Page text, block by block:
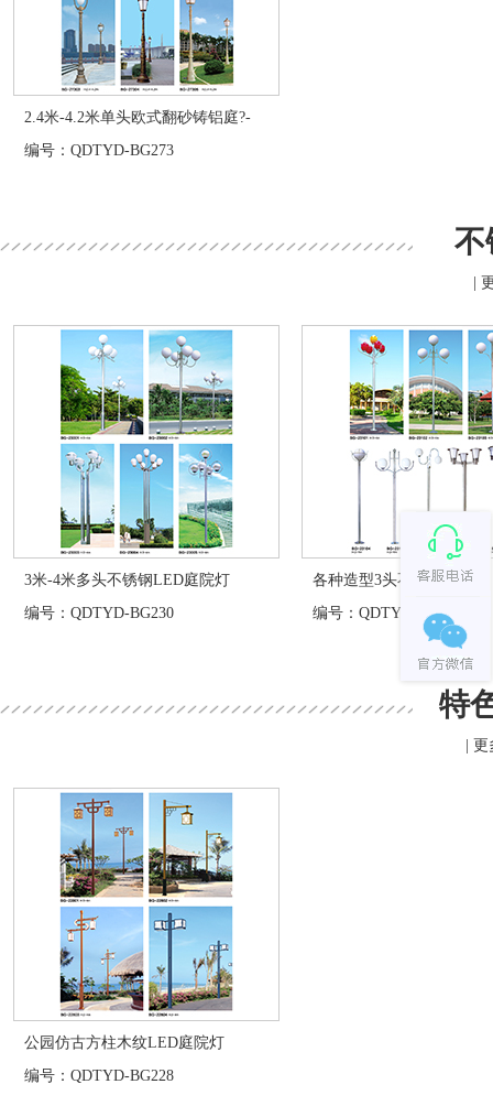
2.4米-4.2米单头欧式翻砂铸铝庭?-
编号：QDTYD-BG273
不
|
3米-4米多头不锈钢LED庭院灯
编号：QDTYD-BG230
各种造型3头不锈钢庭院灯
编号：QDTYD-BG231
特
|
公园仿古方柱木纹LED庭院灯
编号：QDTYD-BG228